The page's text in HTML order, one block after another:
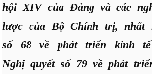
hội XIV của Đảng và các
lược của Bộ Chính trị, nhất
số 68 về phát triển kinh
Nghị quyết số 79 về phát